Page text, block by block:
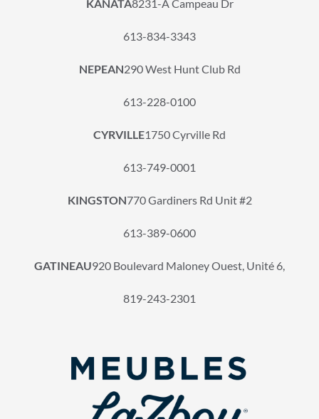
KANATA8231-A Campeau Dr
613-834-3343
NEPEAN290 West Hunt Club Rd
613-228-0100
CYRVILLE1750 Cyrville Rd
613-749-0001
KINGSTON770 Gardiners Rd Unit #2
613-389-0600
GATINEAU920 Boulevard Maloney Ouest, Unité 6,
819-243-2301